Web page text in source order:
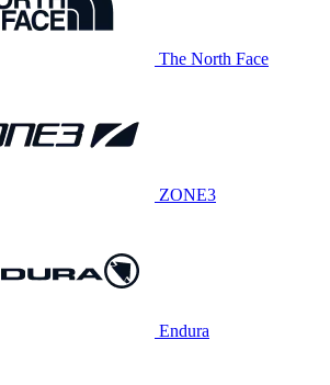
The North Face
ZONE3
Endura